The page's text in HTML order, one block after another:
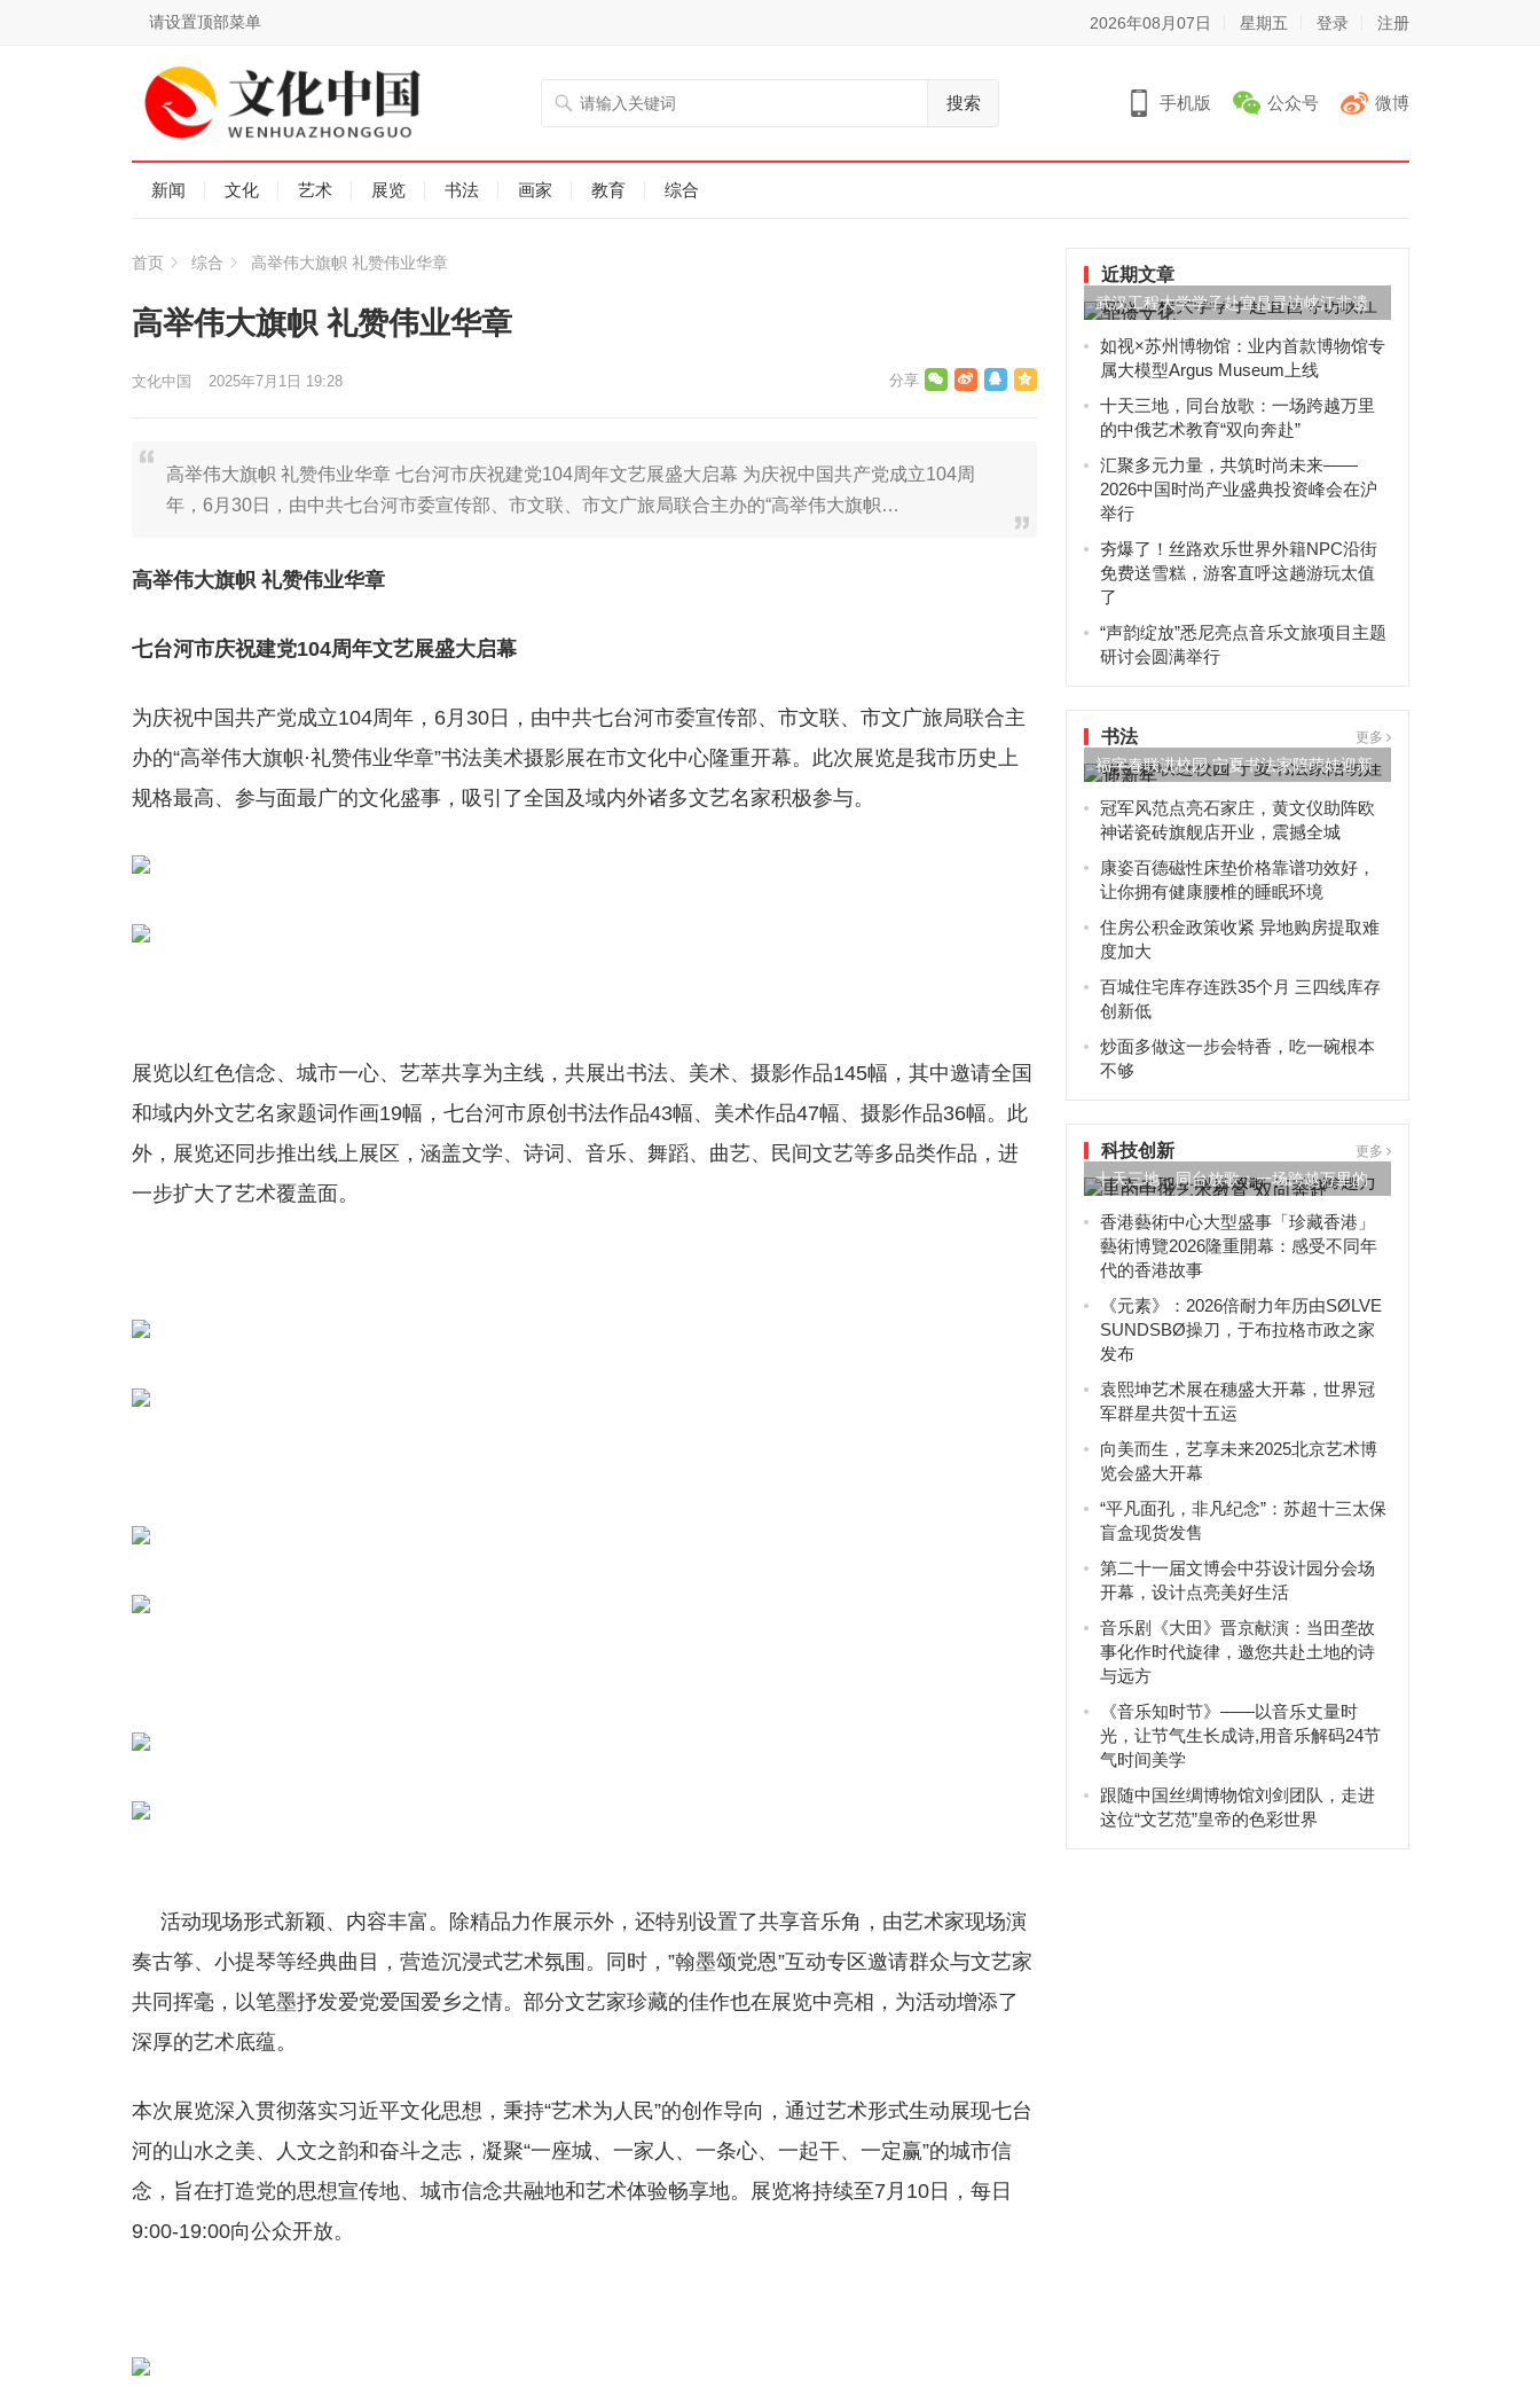
请设置顶部菜单 2026年08月07日 星期五 登录 注册
搜索 手机版 公众号 微博
新闻 文化 艺术 展览 书法 画家 教育 综合
首页 综合 高举伟大旗帜 礼赞伟业华章
高举伟大旗帜 礼赞伟业华章
文化中国 2025年7月1日 19:28
高举伟大旗帜 礼赞伟业华章 七台河市庆祝建党104周年文艺展盛大启幕 为庆祝中国共产党成立104周
年，6月30日，由中共七台河市委宣传部、市文联、市文广旅局联合主办的“高举伟大旗帜…
高举伟大旗帜 礼赞伟业华章
七台河市庆祝建党104周年文艺展盛大启幕
为庆祝中国共产党成立104周年，6月30日，由中共七台河市委宣传部、市文联、市文广旅局联合主
办的“高举伟大旗帜·礼赞伟业华章”书法美术摄影展在市文化中心隆重开幕。此次展览是我市历史上
规格最高、参与面最广的文化盛事，吸引了全国及域内外诸多文艺名家积极参与。
展览以红色信念、城市一心、艺萃共享为主线，共展出书法、美术、摄影作品145幅，其中邀请全国
和域内外文艺名家题词作画19幅，七台河市原创书法作品43幅、美术作品47幅、摄影作品36幅。此
外，展览还同步推出线上展区，涵盖文学、诗词、音乐、舞蹈、曲艺、民间文艺等多品类作品，进
一步扩大了艺术覆盖面。
活动现场形式新颖、内容丰富。除精品力作展示外，还特别设置了共享音乐角，由艺术家现场演
奏古筝、小提琴等经典曲目，营造沉浸式艺术氛围。同时，”翰墨颂党恩”互动专区邀请群众与文艺家
共同挥毫，以笔墨抒发爱党爱国爱乡之情。部分文艺家珍藏的佳作也在展览中亮相，为活动增添了
深厚的艺术底蕴。
本次展览深入贯彻落实习近平文化思想，秉持“艺术为人民”的创作导向，通过艺术形式生动展现七台
河的山水之美、人文之韵和奋斗之志，凝聚“一座城、一家人、一条心、一起干、一定赢”的城市信
念，旨在打造党的思想宣传地、城市信念共融地和艺术体验畅享地。展览将持续至7月10日，每日
9:00-19:00向公众开放。
近期文章
武汉工程大学学子赴宜昌寻访峡江非遗
文化
如视×苏州博物馆：业内首款博物馆专
属大模型Argus Museum上线
十天三地，同台放歌：一场跨越万里
的中俄艺术教育“双向奔赴”
汇聚多元力量，共筑时尚未来——
2026中国时尚产业盛典投资峰会在沪
举行
夯爆了！丝路欢乐世界外籍NPC沿街
免费送雪糕，游客直呼这趟游玩太值
了
“声韵绽放”悉尼亮点音乐文旅项目主题
研讨会圆满举行
书法 更多
福字春联进校园 宁夏书法家陪萌娃迎新
年
冠军风范点亮石家庄，黄文仪助阵欧
神诺瓷砖旗舰店开业，震撼全城
康姿百德磁性床垫价格靠谱功效好，
让你拥有健康腰椎的睡眠环境
住房公积金政策收紧 异地购房提取难
度加大
百城住宅库存连跌35个月 三四线库存
创新低
炒面多做这一步会特香，吃一碗根本
不够
科技创新 更多
十天三地，同台放歌：一场跨越万里的
中俄艺术教育“双向奔赴”
香港藝術中心大型盛事「珍藏香港」
藝術博覽2026隆重開幕：感受不同年
代的香港故事
《元素》：2026倍耐力年历由SØLVE
SUNDSBØ操刀，于布拉格市政之家
发布
袁熙坤艺术展在穗盛大开幕，世界冠
军群星共贺十五运
向美而生，艺享未来2025北京艺术博
览会盛大开幕
“平凡面孔，非凡纪念”：苏超十三太保
盲盒现货发售
第二十一届文博会中芬设计园分会场
开幕，设计点亮美好生活
音乐剧《大田》晋京献演：当田垄故
事化作时代旋律，邀您共赴土地的诗
与远方
《音乐知时节》——以音乐丈量时
光，让节气生长成诗,用音乐解码24节
气时间美学
跟随中国丝绸博物馆刘剑团队，走进
这位“文艺范”皇帝的色彩世界